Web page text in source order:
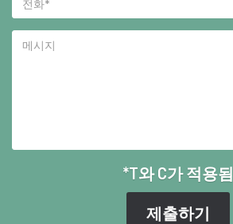
*T와 C가 적용됨